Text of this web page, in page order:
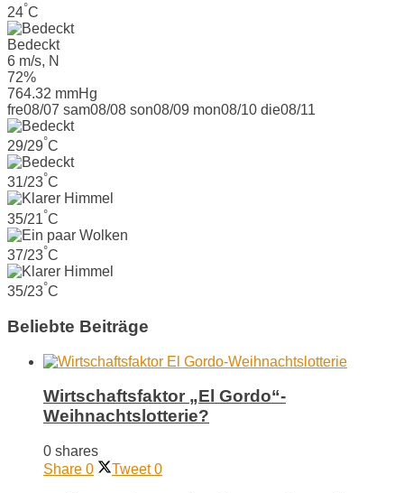
24°C
Bedeckt
6 m/s, N
72%
764.32 mmHg
fre08/07 sam08/08 son08/09 mon08/10 die08/11
29/29°C
31/23°C
35/21°C
37/23°C
35/23°C
Beliebte Beiträge
Wirtschaftsfaktor „El Gordo“-
Weihnachtslotterie?
0 shares
Share 0 Tweet 0